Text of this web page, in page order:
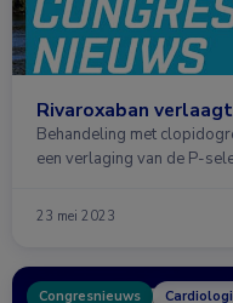
Rivaroxaban
Behandeling met
een verlaging van de P-
23 mei 2023
Congresnieuws